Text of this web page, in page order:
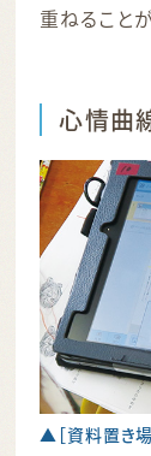
重ねること
心情曲
▲［資料置き場